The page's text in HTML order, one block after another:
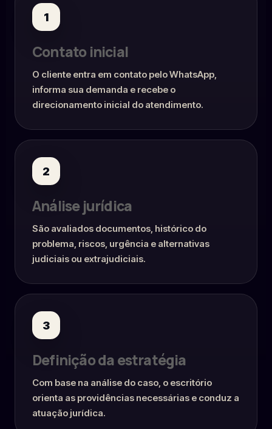
1
Contato inicial
O cliente entra em contato pelo WhatsApp,
informa sua demanda e recebe o
direcionamento inicial do atendimento.
2
Análise jurídica
São avaliados documentos, histórico do
problema, riscos, urgência e alternativas
judiciais ou extrajudiciais.
3
Definição da estratégia
Com base na análise do caso, o escritório
orienta as providências necessárias e conduz a
atuação jurídica.